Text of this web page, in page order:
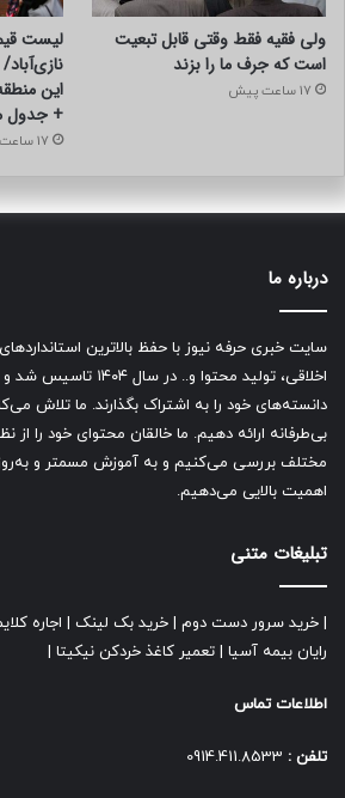
ولی فقیه فقط وقتی قابل تبعیت
است که جرف ما را بزند
17 ساعت پیش
لیست
این
+ جدول
17 ساعت پیش
درباره ما
سایت خبری حرفه نیوز با حفظ بالاترین
اخلاقی، تولید محتوا و..
دانسته‌های خود را به اشتراک بگذارند. ما تلاش
بی‌طرفانه ارائه دهیم. ما خالقان محتوای خود را
مختلف بررسی می‌کنیم و به آموزش مسمتر و
اهمیت بالایی می‌دهیم.
تبلیغات متنی
خرید سرور دست دوم خرید بک لینک اجاره
رایان بیمه آسیا
تعمیر کاغذ خردکن نیکیتا
اطلاعات تماس
تلفن :